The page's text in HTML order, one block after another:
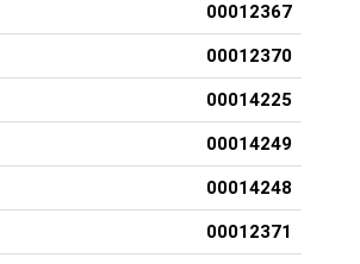
00012367
00012370
00014225
00014249
00014248
00012371